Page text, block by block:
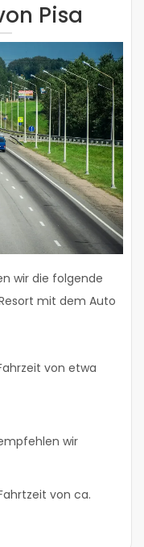
Pisa
wir die folgende
mit dem Auto
von etwa
wir
von ca.